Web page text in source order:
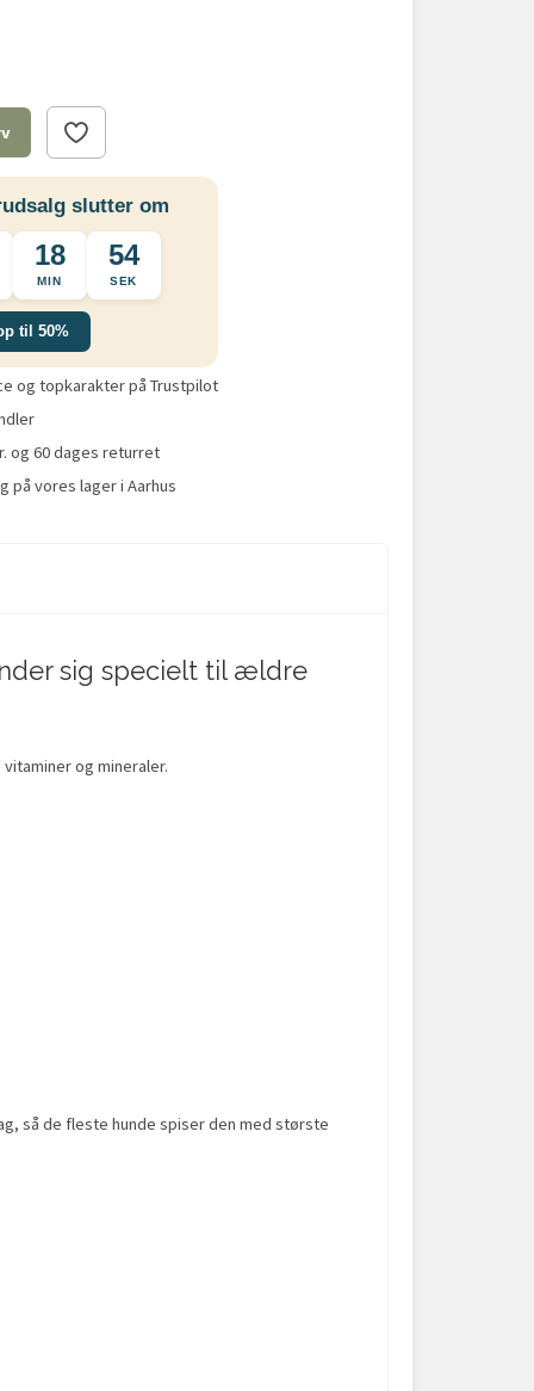
slutter om
18
MIN
53
SEK
til 50%
og topkarakter på Trustpilot
og 60 dages returret
på vores lager i Aarhus
sig specielt til ældre
og mineraler.
så de fleste hunde spiser den med største